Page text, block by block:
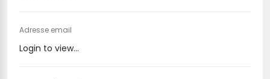
Adresse email
Login to view...